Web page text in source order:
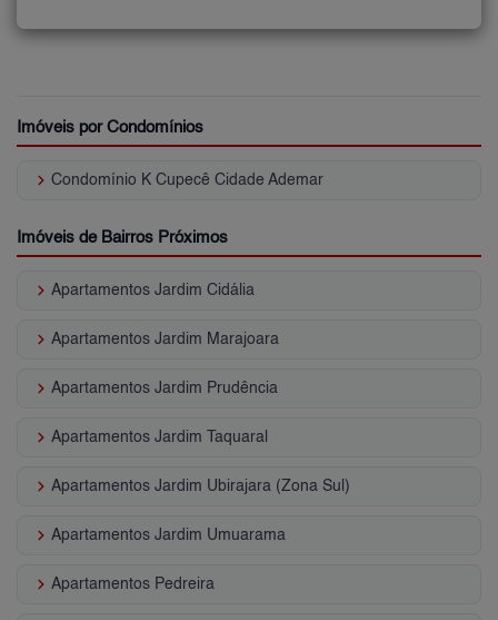
Imóveis por Condomínios
keyboard_arrow_right Condomínio K Cupecê Cidade Ademar
Imóveis de Bairros Próximos
keyboard_arrow_right Apartamentos Jardim Cidália
keyboard_arrow_right Apartamentos Jardim Marajoara
keyboard_arrow_right Apartamentos Jardim Prudência
keyboard_arrow_right Apartamentos Jardim Taquaral
keyboard_arrow_right Apartamentos Jardim Ubirajara (Zona Sul)
keyboard_arrow_right Apartamentos Jardim Umuarama
keyboard_arrow_right Apartamentos Pedreira